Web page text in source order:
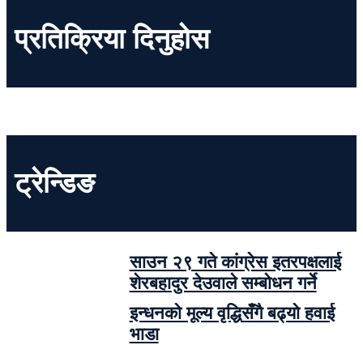
प्रतिक्रिया दिनुहोस
ट्रेन्डिङ
साउन २९ गते कांग्रेस इतरपक्षलाई
शेरबहादुर देउवाले सम्बोधन गर्ने
इन्धनको मूल्य वृद्धिसँगै बढ्यो हवाई
भाडा